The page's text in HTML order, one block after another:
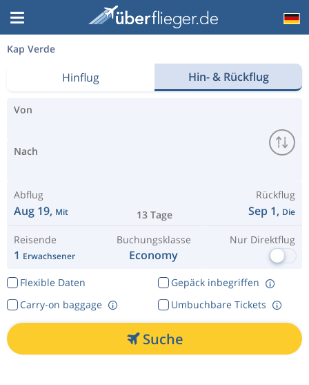
Kap Verde
Hinflug Hin- & Rückflug
Von
Nach
Abflug
Aug 19, Mit 13 Tage
Rückflug
Sep 1, Die
Reisende
1 Erwachsener
Buchungsklasse
Economy
Nur Direktflug
Flexible Daten
Gepäck inbegriffen
Umbuchbare Tickets
Carry-on baggage
Suche